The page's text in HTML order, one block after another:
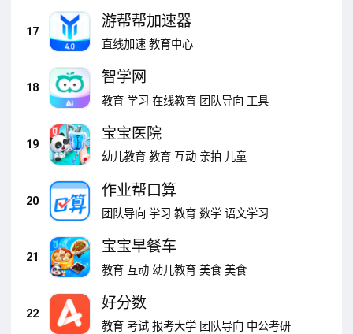
17
游帮帮加速器
直线加速 教育中心
18
智学网
教育 学习 在线教育 团队导向 工具
19
宝宝医院
幼儿教育 教育 互动 亲拍 儿童
20
作业帮口算
团队导向 学习 教育 数学 语文学习
21
宝宝早餐车
教育 互动 幼儿教育 美食 美食
22
好分数
教育 考试 报考大学 团队导向 中公考研